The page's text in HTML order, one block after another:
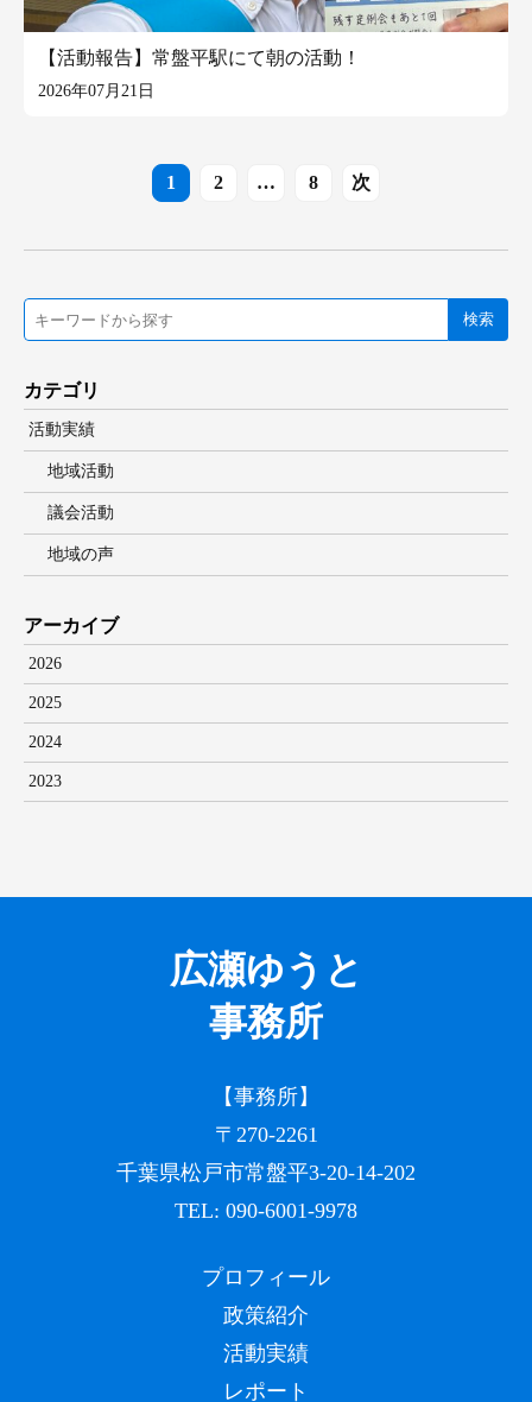
【活動報告】常盤平駅にて朝の活動！
2026年07月21日
1 2 … 8 次
検索
カテゴリ
活動実績
地域活動
議会活動
地域の声
アーカイブ
2026
2025
2024
2023
広瀬ゆうと
事務所
【事務所】
〒270-2261
千葉県松戸市常盤平3-20-14-202
TEL: 090-6001-9978
プロフィール
政策紹介
活動実績
レポート